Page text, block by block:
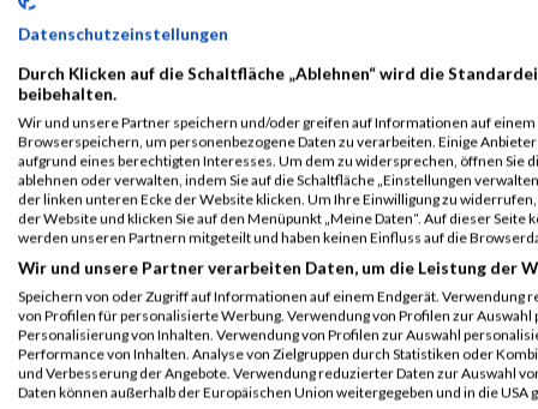
A City Committed to Running
Kallithea ’s dedication to promoting running as a healthy and
maintained facilities. Both locals and visitors benefit from
environment.
The driving force behind these successful events is Panagiotis
Hellenic Athletic. His longstanding experience and commitment
destination in Greece.
Whether you're a seasoned runner or a casual jogger,Kallithea
the energy of the city.
Link:kallithearun.gr
Datenschutzeinstellungen
Durch Klicken auf die Schaltfläche „Ablehnen“ wird die
beibehalten.
Wir und unsere Partner speichern und/oder greifen auf Informationen auf einem
Browserspeichern, um personenbezogene Daten zu verarbeiten. Einige
aufgrund eines berechtigten Interesses. Um dem zu widersprechen, öffnen Sie
ablehnen oder verwalten, indem Sie auf die Schaltfläche „Einstellungen
der linken unteren Ecke der Website klicken. Um Ihre Einwilligung zu
der Website und klicken Sie auf den Menüpunkt „Meine Daten“. Auf dieser
werden unseren Partnern mitgeteilt und haben keinen Einfluss auf die
Wir und unsere Partner verarbeiten Daten, um die Leistung der
Speichern von oder Zugriff auf Informationen auf einem Endgerät. Verwendung
von Profilen für personalisierte Werbung. Verwendung von Profilen zur
Personalisierung von Inhalten. Verwendung von Profilen zur Auswahl
Performance von Inhalten. Analyse von Zielgruppen durch Statistiken oder
und Verbesserung der Angebote. Verwendung reduzierter Daten zur Auswahl
Daten können außerhalb der Europäischen Union weitergegeben und in die USA